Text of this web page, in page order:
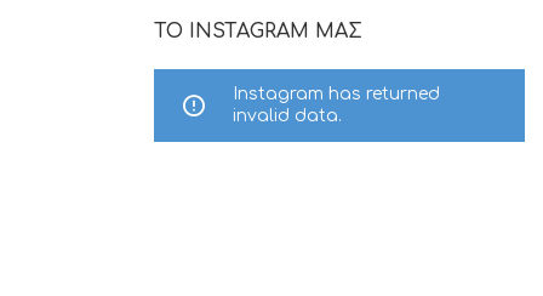
ΤΟ INSTAGRAM ΜΑΣ
Instagram has returned
invalid data.